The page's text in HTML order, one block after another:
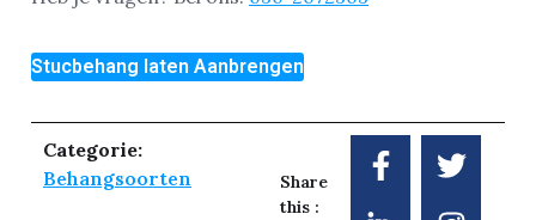
Stucbehang laten Aanbrengen
Categorie:
Behangsoorten
Share
this :